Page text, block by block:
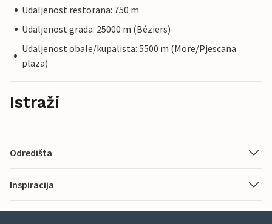
Udaljenost restorana: 750 m
Udaljenost grada: 25000 m (Béziers)
Udaljenost obale/kupalista: 5500 m (More/Pjescana
plaza)
Istraži
Odredišta
Inspiracija